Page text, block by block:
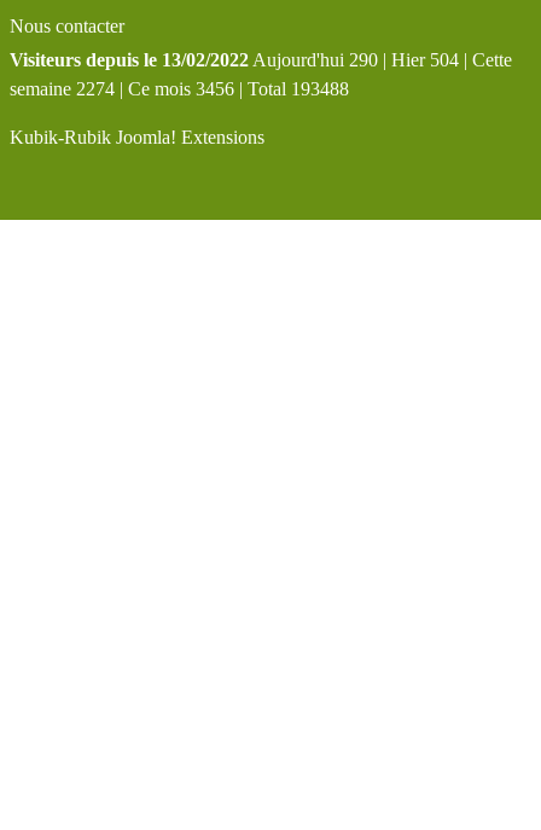
Nous contacter
Visiteurs depuis le 13/02/2022Aujourd'hui 290 | Hier 504 | Cette
semaine 2274 | Ce mois 3456 | Total 193488
Kubik-Rubik Joomla! Extensions